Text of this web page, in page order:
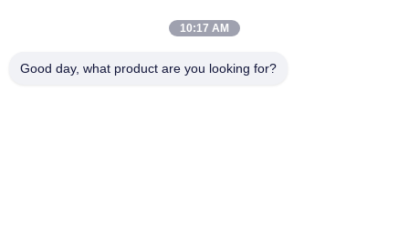
008613580404923
10:17 AM
Good day, what product are you looking for?